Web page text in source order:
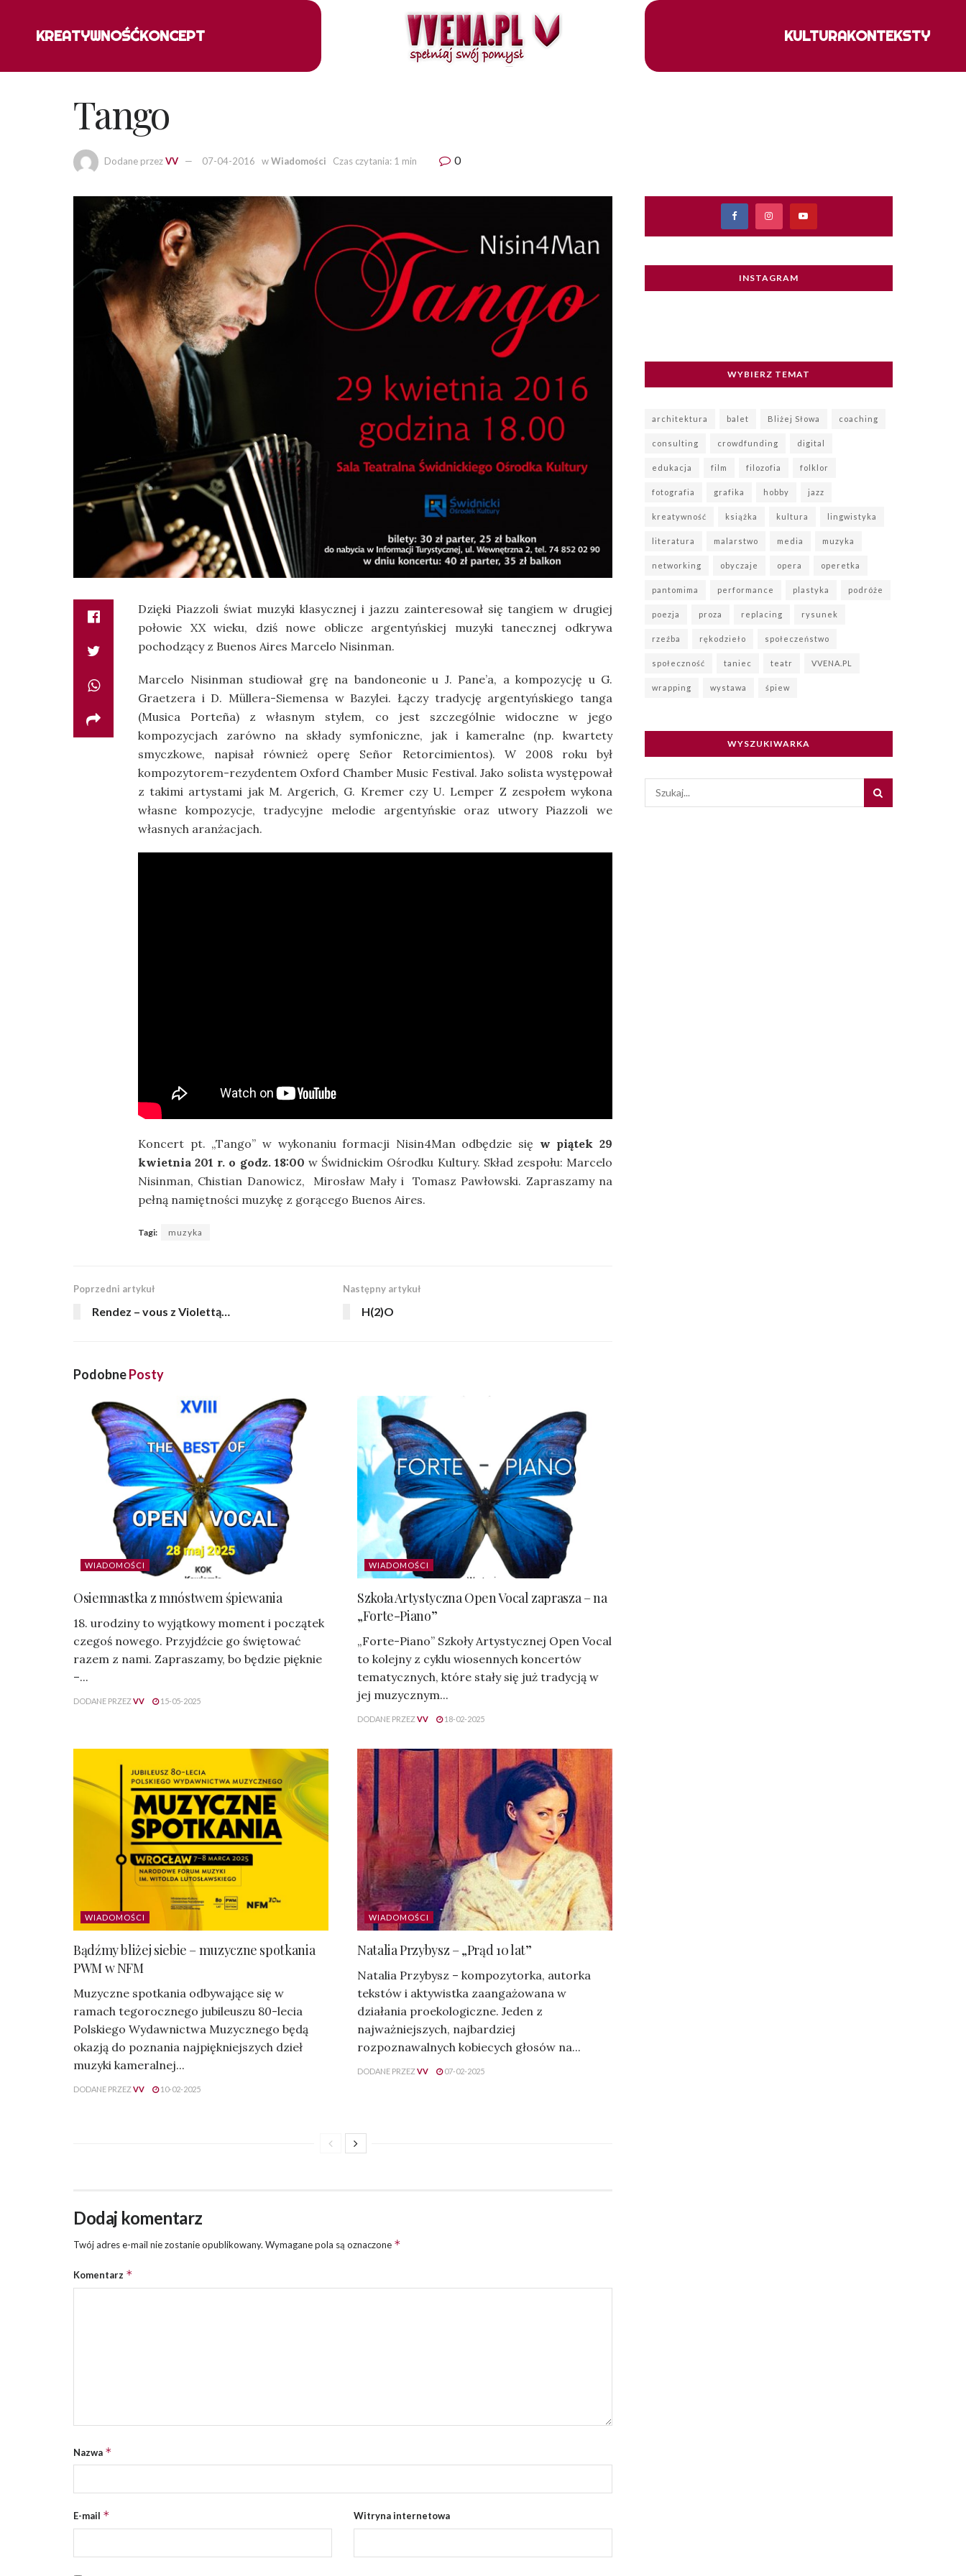
KREATYWNOŚĆKONCEPT KULTURAKONTEKSTY
Tango
Dodane przezVV 07-04-2016 wWiadomości Czas czytania: 1 min 0
Dzięki Piazzoli świat muzyki klasycznej i jazzu zainteresował się tangiem w drugiej
połowie XX wieku, dziś nowe oblicze argentyńskiej muzyki tanecznej odkrywa
pochodzący z Buenos Aires Marcelo Nisinman.
Marcelo Nisinman studiował grę na bandoneonie u J. Pane’a, a kompozycję u G.
Graetzera i D. Müllera-Siemensa w Bazylei. Łączy tradycję argentyńskiego tanga
(Musica Porteña) z własnym stylem, co jest szczególnie widoczne w jego
kompozycjach zarówno na składy symfoniczne, jak i kameralne (np. kwartety
smyczkowe, napisał również operę Señor Retorcimientos). W 2008 roku był
kompozytorem-rezydentem Oxford Chamber Music Festival. Jako solista występował
z takimi artystami jak M. Argerich, G. Kremer czy U. Lemper Z zespołem wykona
własne kompozycje, tradycyjne melodie argentyńskie oraz utwory Piazzoli we
własnych aranżacjach.
Koncert pt. „Tango” w wykonaniu formacji Nisin4Man odbędzie się w piątek 29
kwietnia 201 r. o godz. 18:00 w Świdnickim Ośrodku Kultury. Skład zespołu: Marcelo
Nisinman, Chistian Danowicz, Mirosław Mały i Tomasz Pawłowski. Zapraszamy na
pełną namiętności muzykę z gorącego Buenos Aires.
Tagi: muzyka
Poprzedni artykuł
Rendez – vous z Violettą…
Następny artykuł
H(2)O
PodobnePosty
WIADOMOŚCI
Osiemnastka z mnóstwem śpiewania
18. urodziny to wyjątkowy moment i początek
czegoś nowego. Przyjdźcie go świętować
razem z nami. Zapraszamy, bo będzie pięknie
–...
DODANE PRZEZVV 15-05-2025
WIADOMOŚCI
Szkoła Artystyczna Open Vocal zaprasza – na
„Forte-Piano”
„Forte-Piano” Szkoły Artystycznej Open Vocal
to kolejny z cyklu wiosennych koncertów
tematycznych, które stały się już tradycją w
jej muzycznym...
DODANE PRZEZVV 18-02-2025
WIADOMOŚCI
Bądźmy bliżej siebie – muzyczne spotkania
PWM w NFM
Muzyczne spotkania odbywające się w
ramach tegorocznego jubileuszu 80-lecia
Polskiego Wydawnictwa Muzycznego będą
okazją do poznania najpiękniejszych dzieł
muzyki kameralnej...
DODANE PRZEZVV 10-02-2025
WIADOMOŚCI
Natalia Przybysz – „Prąd 10 lat”
Natalia Przybysz – kompozytorka, autorka
tekstów i aktywistka zaangażowana w
działania proekologiczne. Jeden z
najważniejszych, najbardziej
rozpoznawalnych kobiecych głosów na...
DODANE PRZEZVV 07-02-2025
Dodaj komentarz
Twój adres e-mail nie zostanie opublikowany. Wymagane pola są oznaczone *
Komentarz *
Nazwa *
E-mail * Witryna internetowa
INSTAGRAM
WYBIERZ TEMAT
architektura balet Bliżej Słowa coaching
consulting crowdfunding digital
edukacja film filozofia folklor
fotografia grafika hobby jazz
kreatywność książka kultura lingwistyka
literatura malarstwo media muzyka
networking obyczaje opera operetka
pantomima performance plastyka podróże
poezja proza replacing rysunek
rzeźba rękodzieło społeczeństwo
społeczność taniec teatr VVENA.PL
wrapping wystawa śpiew
WYSZUKIWARKA